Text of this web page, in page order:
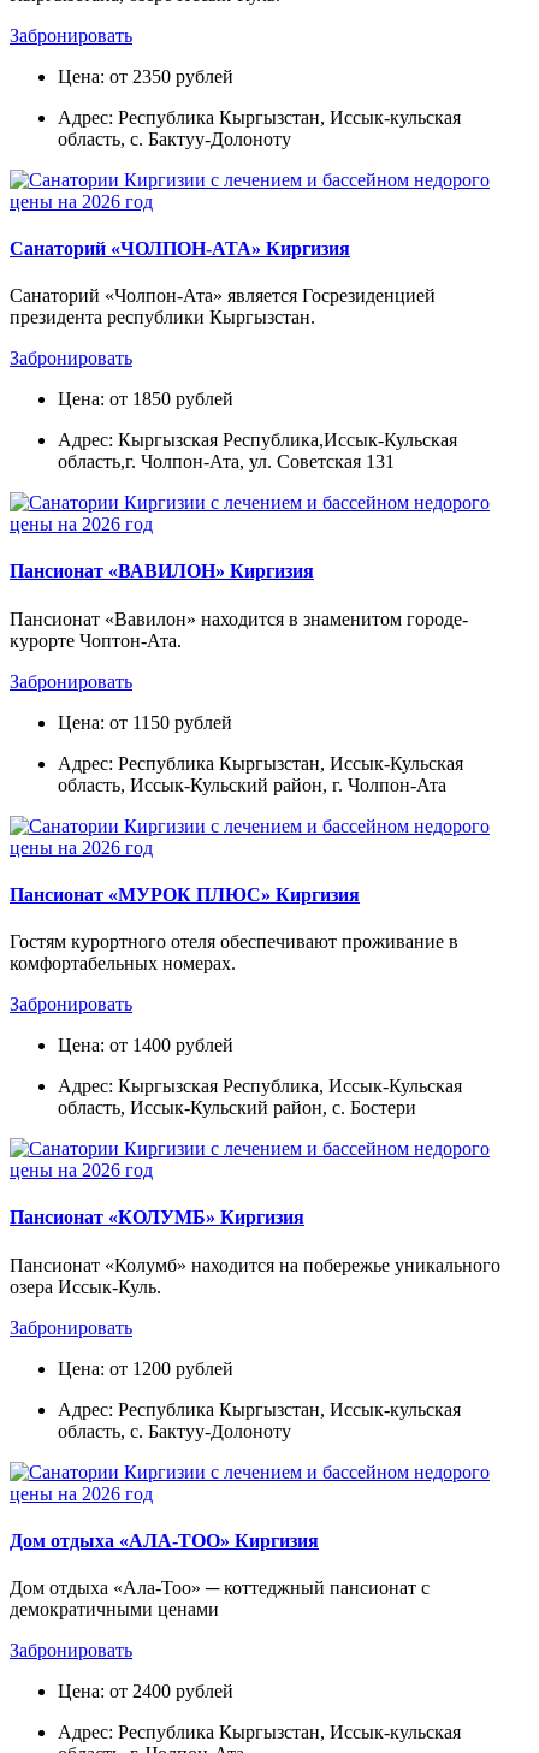
Забронировать
Цена: от 2350 рублей
Адрес: Республика Кыргызстан, Иссык-кульская
область, с. Бактуу-Долоноту
Санаторий «ЧОЛПОН-АТА» Киргизия
Санаторий «Чолпон-Ата» является Госрезиденцией
президента республики Кыргызстан.
Забронировать
Цена: от 1850 рублей
Адрес: Кыргызская Республика,Иссык-Кульская
область,г. Чолпон-Ата, ул. Советская 131
Пансионат «ВАВИЛОН» Киргизия
Пансионат «Вавилон» находится в знаменитом городе-
курорте Чоптон-Ата.
Забронировать
Цена: от 1150 рублей
Адрес: Республика Кыргызстан, Иссык-Кульская
область, Иссык-Кульский район, г. Чолпон-Ата
Пансионат «МУРОК ПЛЮС» Киргизия
Гостям курортного отеля обеспечивают проживание в
комфортабельных номерах.
Забронировать
Цена: от 1400 рублей
Адрес: Кыргызская Республика, Иссык-Кульская
область, Иссык-Кульский район, с. Бостери
Пансионат «КОЛУМБ» Киргизия
Пансионат «Колумб» находится на побережье уникального
озера Иссык-Куль.
Забронировать
Цена: от 1200 рублей
Адрес: Республика Кыргызстан, Иссык-кульская
область, с. Бактуу-Долоноту
Дом отдыха «АЛА-ТОО» Киргизия
Дом отдыха «Ала-Тоо» ─ коттеджный пансионат с
демократичными ценами
Забронировать
Цена: от 2400 рублей
Адрес: Республика Кыргызстан, Иссык-кульская